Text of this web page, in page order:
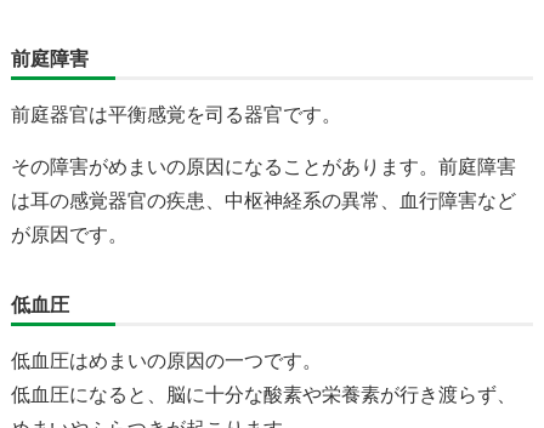
前庭障害
前庭器官は平衡感覚を司る器官です。
その障害がめまいの原因になることがあります。前庭障害
は耳の感覚器官の疾患、中枢神経系の異常、血行障害など
が原因です。
低血圧
低血圧はめまいの原因の一つです。
低血圧になると、脳に十分な酸素や栄養素が行き渡らず、